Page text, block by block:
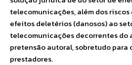
telecomunicações, além dos
efeitos deletérios (danosos) ao
telecomunicações decorrentes do
pretensão autoral, sobretudo para
prestadores.